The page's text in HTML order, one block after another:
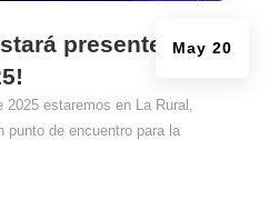
presente enMay 20
2025 estaremos en La Rural,
de encuentro para la